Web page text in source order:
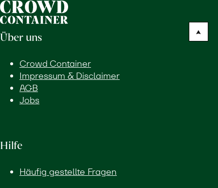
Über uns
Crowd Container
Impressum & Disclaimer
AGB
Jobs
Hilfe
Häufig gestellte Fragen